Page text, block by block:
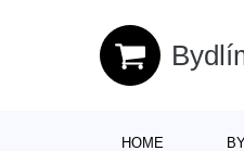
HOME